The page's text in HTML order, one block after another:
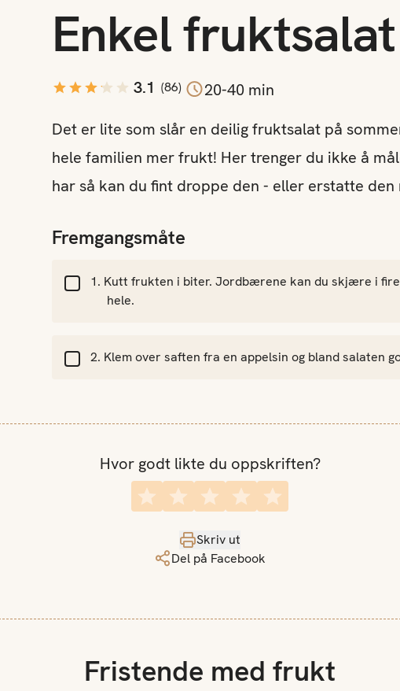
Enkel fruktsalat
3.1 (86)
20-40 min
Det er lite som slår en deilig fruktsalat på
hele familien mer frukt! Her trenger du ikke å
har så kan du fint droppe den - eller erstatte
Fremgangsmåte
Kutt frukten i biter. Jordbærene kan du skjære i
hele.
Klem over saften fra en appelsin og bland salaten
Hvor godt likte du oppskriften?
Skriv ut
Del på Facebook
Fristende med frukt